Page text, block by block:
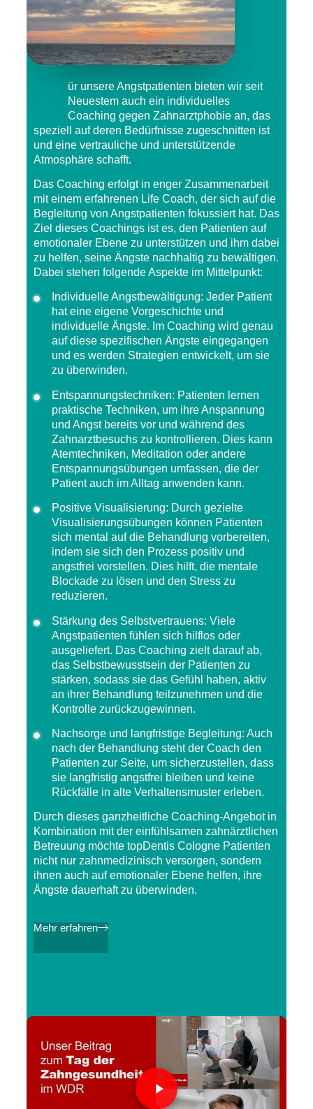
ür unsere Angstpatienten bieten wir seit
Neuestem auch ein individuelles
Coaching gegen Zahnarztphobie an, das
speziell auf deren Bedürfnisse zugeschnitten ist
und eine vertrauliche und unterstützende
Atmosphäre schafft.
Das Coaching erfolgt in enger Zusammenarbeit
mit einem erfahrenen Life Coach, der sich auf die
Begleitung von Angstpatienten fokussiert hat. Das
Ziel dieses Coachings ist es, den Patienten auf
emotionaler Ebene zu unterstützen und ihm dabei
zu helfen, seine Ängste nachhaltig zu bewältigen.
Dabei stehen folgende Aspekte im Mittelpunkt:
Individuelle Angstbewältigung: Jeder Patient
hat eine eigene Vorgeschichte und
individuelle Ängste. Im Coaching wird genau
auf diese spezifischen Ängste eingegangen
und es werden Strategien entwickelt, um sie
zu überwinden.
Entspannungstechniken: Patienten lernen
praktische Techniken, um ihre Anspannung
und Angst bereits vor und während des
Zahnarztbesuchs zu kontrollieren. Dies kann
Atemtechniken, Meditation oder andere
Entspannungsübungen umfassen, die der
Patient auch im Alltag anwenden kann.
Positive Visualisierung: Durch gezielte
Visualisierungsübungen können Patienten
sich mental auf die Behandlung vorbereiten,
indem sie sich den Prozess positiv und
angstfrei vorstellen. Dies hilft, die mentale
Blockade zu lösen und den Stress zu
reduzieren.
Stärkung des Selbstvertrauens: Viele
Angstpatienten fühlen sich hilflos oder
ausgeliefert. Das Coaching zielt darauf ab,
das Selbstbewusstsein der Patienten zu
stärken, sodass sie das Gefühl haben, aktiv
an ihrer Behandlung teilzunehmen und die
Kontrolle zurückzugewinnen.
Nachsorge und langfristige Begleitung: Auch
nach der Behandlung steht der Coach den
Patienten zur Seite, um sicherzustellen, dass
sie langfristig angstfrei bleiben und keine
Rückfälle in alte Verhaltensmuster erleben.
Durch dieses ganzheitliche Coaching-Angebotin
Kombination mit der einfühlsamen zahnärztlichen
Betreuung möchte topDentis ColognePatienten
nicht nur zahnmedizinisch versorgen, sondern
ihnen auch auf emotionaler Ebene helfen, ihre
Ängste dauerhaft zu überwinden.
Mehr erfahren